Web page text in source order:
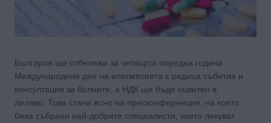
България ще отбележи за четвърта поредна година
Международния ден на епилепсията с редица събития и
консултации за болните, а НДК ще бъде оцветен в
лилаво. Това стана ясно на пресконференция, на която
бяха събрани най-добрите специалисти, които лекуват